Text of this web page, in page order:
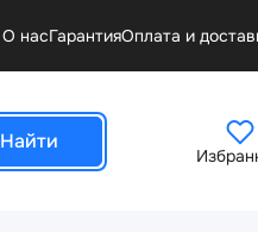
О насГарантияОплата и
Найти